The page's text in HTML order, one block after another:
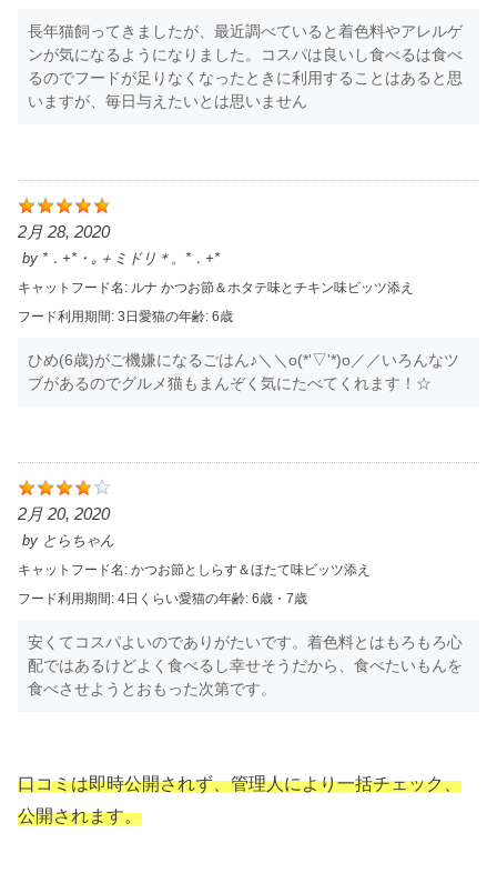
長年猫飼ってきましたが、最近調べていると着色料やアレルゲ
ンが気になるようになりました。コスパは良いし食べるは食べ
るのでフードが足りなくなったときに利用することはあると思
いますが、毎日与えたいとは思いません
2月 28, 2020
by *．+*・｡＋ミドリ＊。*．+*
キャットフード名: ルナ かつお節＆ホタテ味とチキン味ビッツ添え
フード利用期間: 3日愛猫の年齢: 6歳
ひめ(6歳)がご機嫌になるごはん♪＼＼o(*'▽'*)o／／いろんなツ
ブがあるのでグルメ猫もまんぞく気にたべてくれます！☆
2月 20, 2020
by とらちゃん
キャットフード名: かつお節としらす＆ほたて味ビッツ添え
フード利用期間: 4日くらい愛猫の年齢: 6歳・7歳
安くてコスパよいのでありがたいです。着色料とはもろもろ心
配ではあるけどよく食べるし幸せそうだから、食べたいもんを
食べさせようとおもった次第です。
口コミは即時公開されず、管理人により一括チェック、
公開されます。